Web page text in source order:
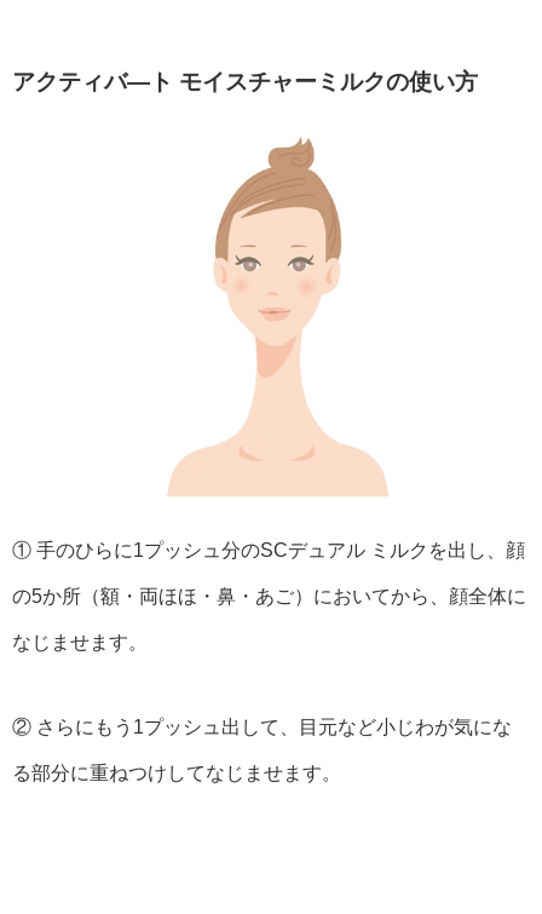
アクティバ―ト モイスチャーミルクの使い方
① 手のひらに1プッシュ分のSCデュアル ミルクを出し、顔
の5か所（額・両ほほ・鼻・あご）においてから、顔全体に
なじませます。
② さらにもう1プッシュ出して、目元など小じわが気にな
る部分に重ねつけしてなじませます。